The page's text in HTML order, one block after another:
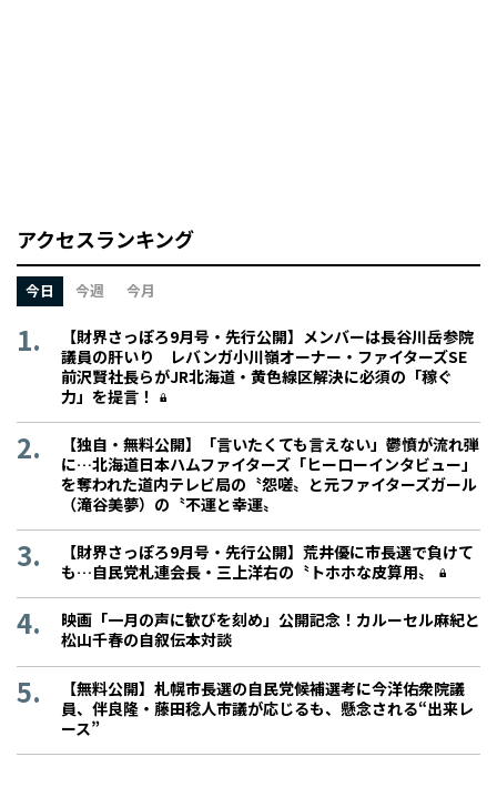
アクセスランキング
今日 今週 今月
【財界さっぽろ9月号・先行公開】メンバーは長谷川岳参院
議員の肝いり レバンガ小川嶺オーナー・ファイターズSE
前沢賢社長らがJR北海道・黄色線区解決に必須の「稼ぐ
力」を提言！
【独自・無料公開】「言いたくても言えない」鬱憤が流れ弾
に…北海道日本ハムファイターズ「ヒーローインタビュー」
を奪われた道内テレビ局の〝怨嗟〟と元ファイターズガール
（滝谷美夢）の〝不運と幸運〟
【財界さっぽろ9月号・先行公開】荒井優に市長選で負けて
も…自民党札連会長・三上洋右の〝トホホな皮算用〟
映画「一月の声に歓びを刻め」公開記念！カルーセル麻紀と
松山千春の自叙伝本対談
【無料公開】札幌市長選の自民党候補選考に今洋佑衆院議
員、伴良隆・藤田稔人市議が応じるも、懸念される“出来レ
ース”